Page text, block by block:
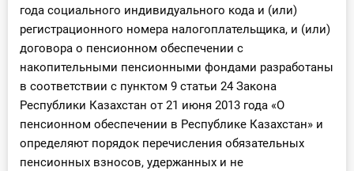
года социального индивидуального кода и (или)
регистрационного номера налогоплательщика, и (или)
договора о пенсионном обеспечении с
накопительными пенсионными фондами разработаны
в соответствии с пунктом 9 статьи 24 Закона
Республики Казахстан от 21 июня 2013 года «О
пенсионном обеспечении в Республике Казахстан» и
определяют порядок перечисления обязательных
пенсионных взносов, удержанных и не